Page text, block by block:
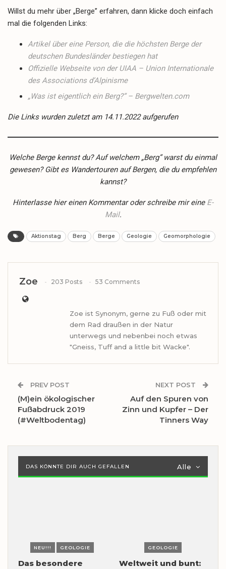
Willst du mehr über „Berge” erfahren, dann klicke doch einfach
mal die folgenden Links:
Artikel über eine Person, die die höchsten Berge der
deutschen Bundesländer bestiegen hat
Offizielle Webseite von der UIAA – Union Internationale
des Associations d’Alpinisme
„Was ist eigentlich ein Berg?” – Bergwelten.com
Die Links wurden zuletzt am 14.11.2022 aufgerufen
Welche Berge kennst du? Auf welchem „Berg” warst du einmal
gewesen? Gibt es Wandertouren auf Bergen, die du empfehlen
kannst?
Hinterlasse hier einen Kommentar oder schreibe mir eine E-
Mail.
Aktionstag Berg Berge Geologie Geomorphologie
Zoe 203 Posts 53 Comments
Zoe ist Synonym, gerne zu Fuß oder mit
dem Rad draußen in der Natur
unterwegs und nebenbei noch etwas
"Gneiss, Tuff and a little bit Wacke".
PREV POST
(M)ein ökologischer
Fußabdruck 2019
(#Weltbodentag)
NEXT POST
Auf den Spuren von
Zinn und Kupfer – Der
Tinners Way
Alle
DAS KÖNNTE DIR AUCH GEFALLEN
NEU!!! GEOLOGIE
Das besondere
GEOLOGIE
Weltweit und bunt: